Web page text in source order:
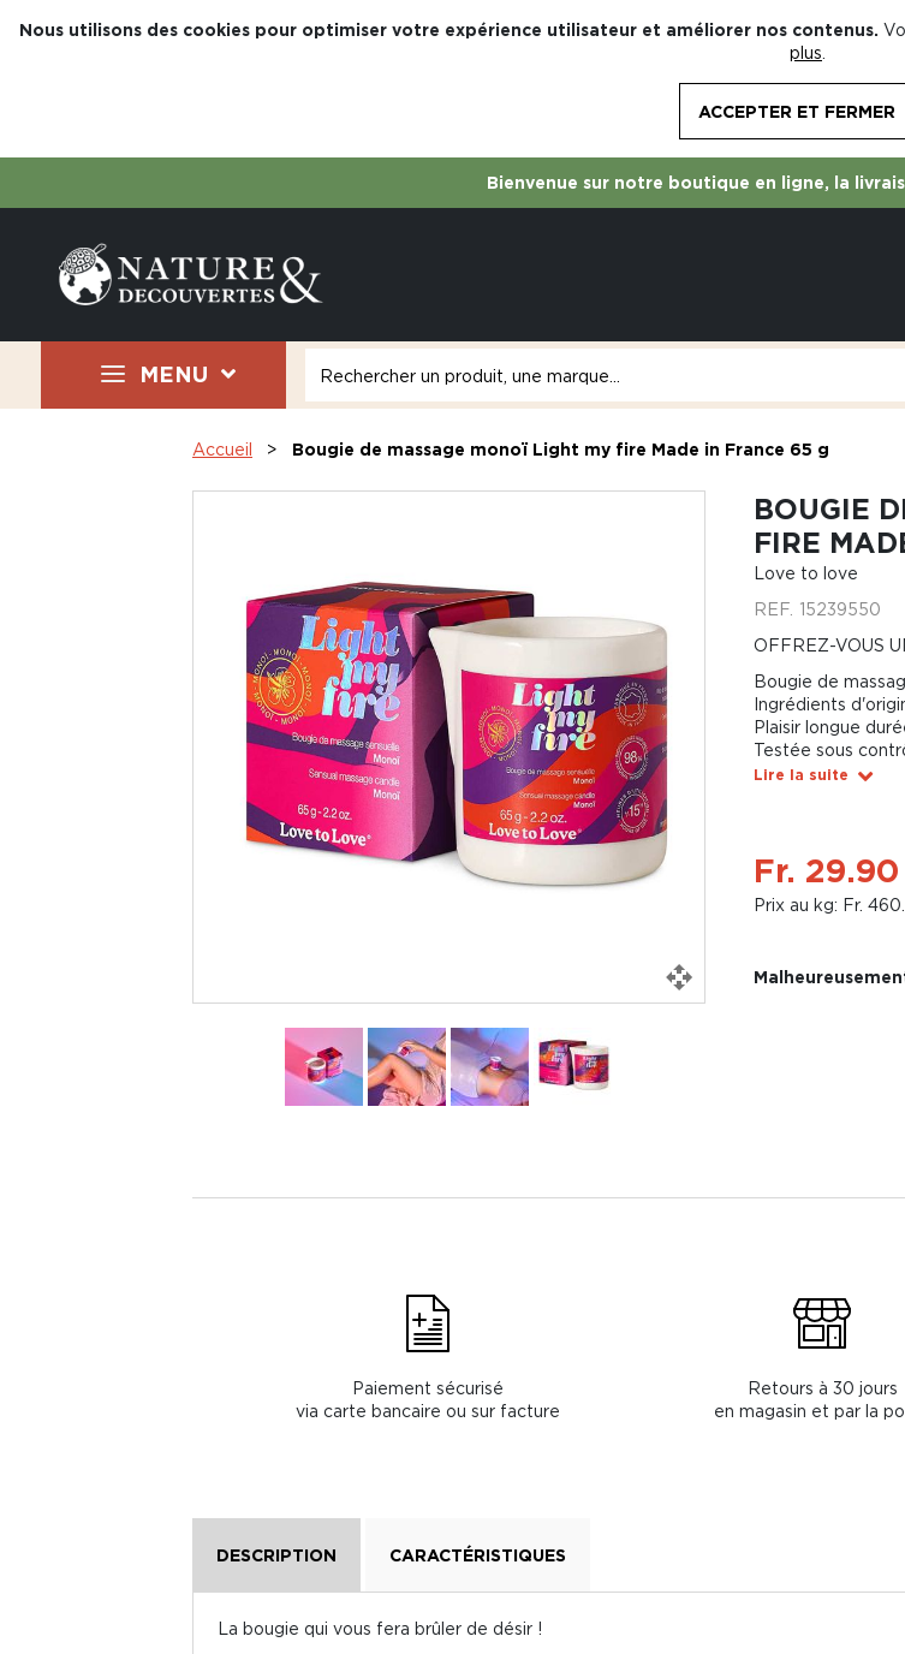
Nous utilisons des cookies pour optimiser votre expérience utilisateur et améliorer nos contenus.
plus
ACCEPTER ET FERMER
Bienvenue sur notre boutique en ligne, la
MENU
Accueil Bougie de massage monoï Light my fire Made in France 65 g
BOUGIE
FIRE
Love to love
REF. 15239550
OFFREZ-VOUS
Bougie de
Ingrédients
Plaisir longue
Testée sous
Lire la suite
Fr. 29.90
Prix au kg: Fr.
Paiement sécurisé
via carte bancaire ou sur facture
Retours à 30 jours
en magasin et par la
DESCRIPTION CARACTÉRISTIQUES
La bougie qui vous fera brûler de désir !